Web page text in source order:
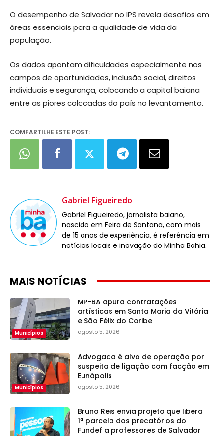
O desempenho de Salvador no IPS revela desafios em
áreas essenciais para a qualidade de vida da
população.
Os dados apontam dificuldades especialmente nos
campos de oportunidades, inclusão social, direitos
individuais e segurança, colocando a capital baiana
entre as piores colocadas do país no levantamento.
COMPARTILHE ESTE POST:
Gabriel Figueiredo
Gabriel Figueiredo, jornalista baiano,
nascido em Feira de Santana, com mais
de 15 anos de experiência, é referência em
notícias locais e inovação do Minha Bahia.
MAIS NOTÍCIAS
Municípios
MP-BA apura contratações
artísticas em Santa Maria da Vitória
e São Félix do Coribe
agosto 5, 2026
Municípios
Advogada é alvo de operação por
suspeita de ligação com facção em
Eunápolis
agosto 5, 2026
Bruno Reis envia projeto que libera
1ª parcela dos precatórios do
Fundef a professores de Salvador